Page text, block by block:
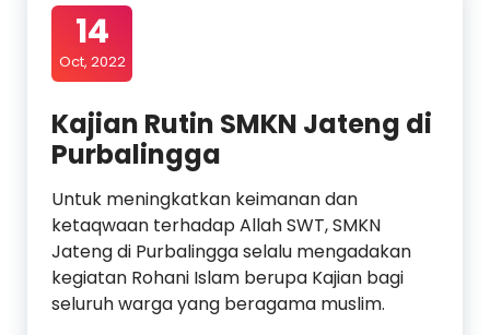
14
Oct, 2022
Kajian Rutin SMKN Jateng di
Purbalingga
Untuk meningkatkan keimanan dan
ketaqwaan terhadap Allah SWT, SMKN
Jateng di Purbalingga selalu mengadakan
kegiatan Rohani Islam berupa Kajian bagi
seluruh warga yang beragama muslim.